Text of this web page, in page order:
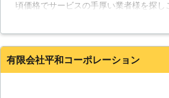
頃価格でサービスの手厚い業者様を探し
しました。こちらの要望に沿ったプラ
様だと思いました。ありがとうございま
静岡県 富士市 2016年12月24日
有限会社平和コーポレーション